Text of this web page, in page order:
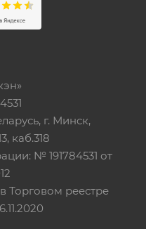
г. Минск,
каб.318
№ 191784531 от
Торговом реестре